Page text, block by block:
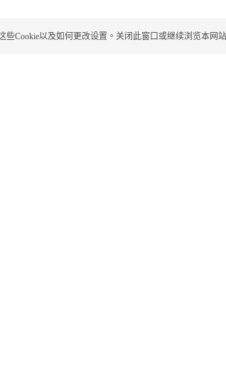
些Cookie以及如何更改设置。关闭此窗口或继续浏览本网